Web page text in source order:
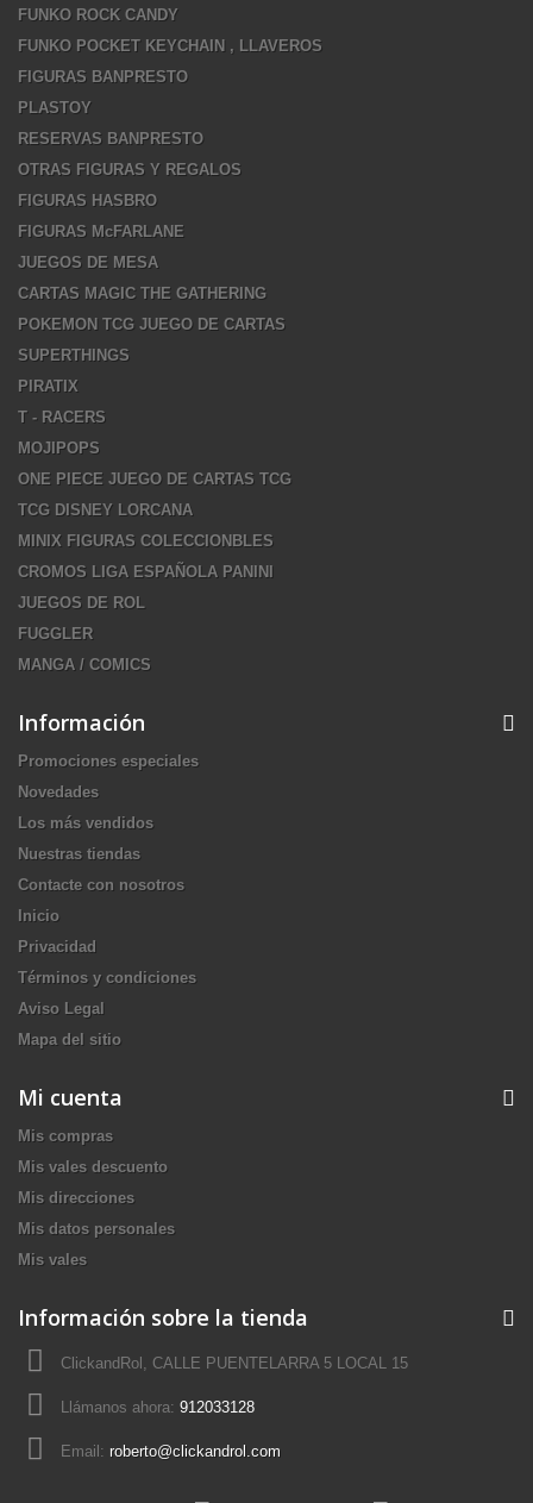
FUNKO ROCK CANDY
FUNKO POCKET KEYCHAIN , LLAVEROS
FIGURAS BANPRESTO
PLASTOY
RESERVAS BANPRESTO
OTRAS FIGURAS Y REGALOS
FIGURAS HASBRO
FIGURAS McFARLANE
JUEGOS DE MESA
CARTAS MAGIC THE GATHERING
POKEMON TCG JUEGO DE CARTAS
SUPERTHINGS
PIRATIX
T - RACERS
MOJIPOPS
ONE PIECE JUEGO DE CARTAS TCG
TCG DISNEY LORCANA
MINIX FIGURAS COLECCIONBLES
CROMOS LIGA ESPAÑOLA PANINI
JUEGOS DE ROL
FUGGLER
MANGA / COMICS
Información
Promociones especiales
Novedades
Los más vendidos
Nuestras tiendas
Contacte con nosotros
Inicio
Privacidad
Términos y condiciones
Aviso Legal
Mapa del sitio
Mi cuenta
Mis compras
Mis vales descuento
Mis direcciones
Mis datos personales
Mis vales
Información sobre la tienda
ClickandRol, CALLE PUENTELARRA 5 LOCAL 15
Llámanos ahora: 912033128
Email: roberto@clickandrol.com